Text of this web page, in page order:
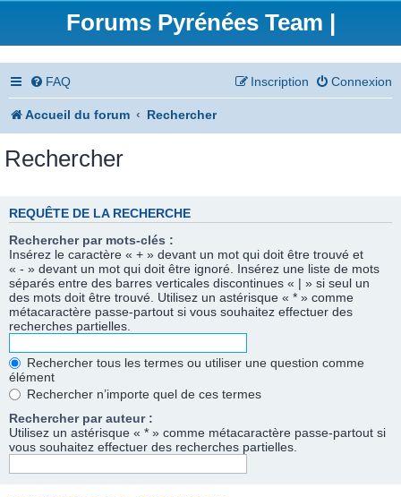
Forums Pyrénées Team |
FAQ Connexion
Inscription
Accueil du forum Rechercher
Rechercher
REQUÊTE DE LA RECHERCHE
Rechercher par mots-clés :
Insérez le caractère « + » devant un mot qui doit être trouvé et
« - » devant un mot qui doit être ignoré. Insérez une liste de mots
séparés entre des barres verticales discontinues « | » si seul un
des mots doit être trouvé. Utilisez un astérisque « * » comme
métacaractère passe-partout si vous souhaitez effectuer des
recherches partielles.
Rechercher tous les termes ou utiliser une question comme
élément
Rechercher n’importe quel de ces termes
Rechercher par auteur :
Utilisez un astérisque « * » comme métacaractère passe-partout si
vous souhaitez effectuer des recherches partielles.